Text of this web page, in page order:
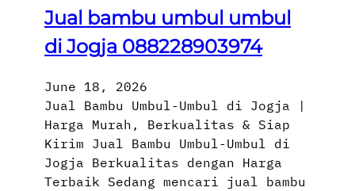
Jual bambu umbul umbul
di Jogja 088228903974
June 18, 2026
Jual Bambu Umbul-Umbul di Jogja |
Harga Murah, Berkualitas & Siap
Kirim Jual Bambu Umbul-Umbul di
Jogja Berkualitas dengan Harga
Terbaik Sedang mencari jual bambu